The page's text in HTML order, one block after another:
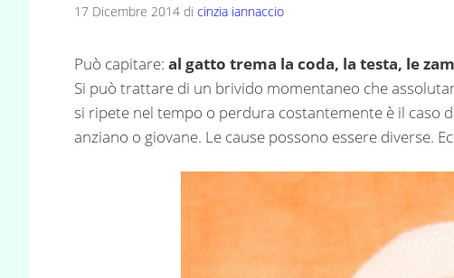
17 Dicembre 2014 di cinzia iannaccio
Può capitare: al gatto trema la coda, la testa, le
Si può trattare di un brivido momentaneo che
si ripete nel tempo o perdura costantemente è il caso
anziano o giovane. Le cause possono essere diverse.